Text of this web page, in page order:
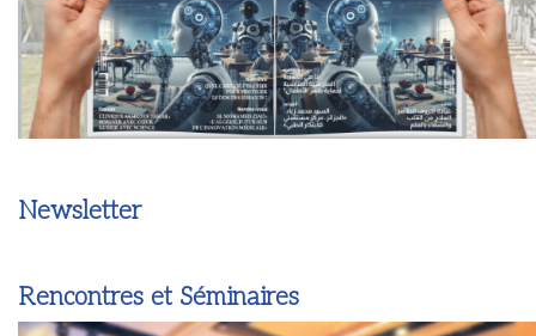
Newsletter
Rencontres et Séminaires